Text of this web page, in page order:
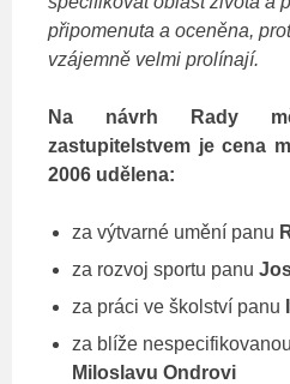
připomenuta a oceněna,
vzájemně velmi prolínají.
Na návrh Rady
zastupitelstvem je cena
2006 udělena:
za výtvarné umění panu
za rozvoj sportu panu
za práci ve školství panu
za blíže
Miloslavu Ondrovi